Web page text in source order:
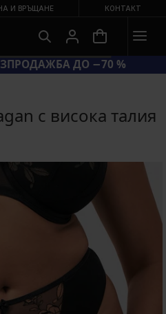
И ВРЪЩАНЕ КОНТАКТ
ДО −70 %
с висока талия